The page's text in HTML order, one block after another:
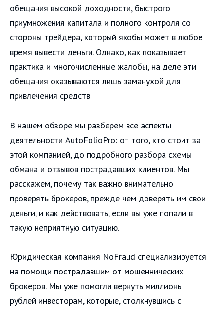
обещания высокой доходности, быстрого
приумножения капитала и полного контроля со
стороны трейдера, который якобы может в любое
время вывести деньги. Однако, как показывает
практика и многочисленные жалобы, на деле эти
обещания оказываются лишь заманухой для
привлечения средств.
В нашем обзоре мы разберем все аспекты
деятельности AutoFolioPro: от того, кто стоит за
этой компанией, до подробного разбора схемы
обмана и отзывов пострадавших клиентов. Мы
расскажем, почему так важно внимательно
проверять брокеров, прежде чем доверять им свои
деньги, и как действовать, если вы уже попали в
такую неприятную ситуацию.
Юридическая компания NoFraud специализируется
на помощи пострадавшим от мошеннических
брокеров. Мы уже помогли вернуть миллионы
рублей инвесторам, которые, столкнувшись с